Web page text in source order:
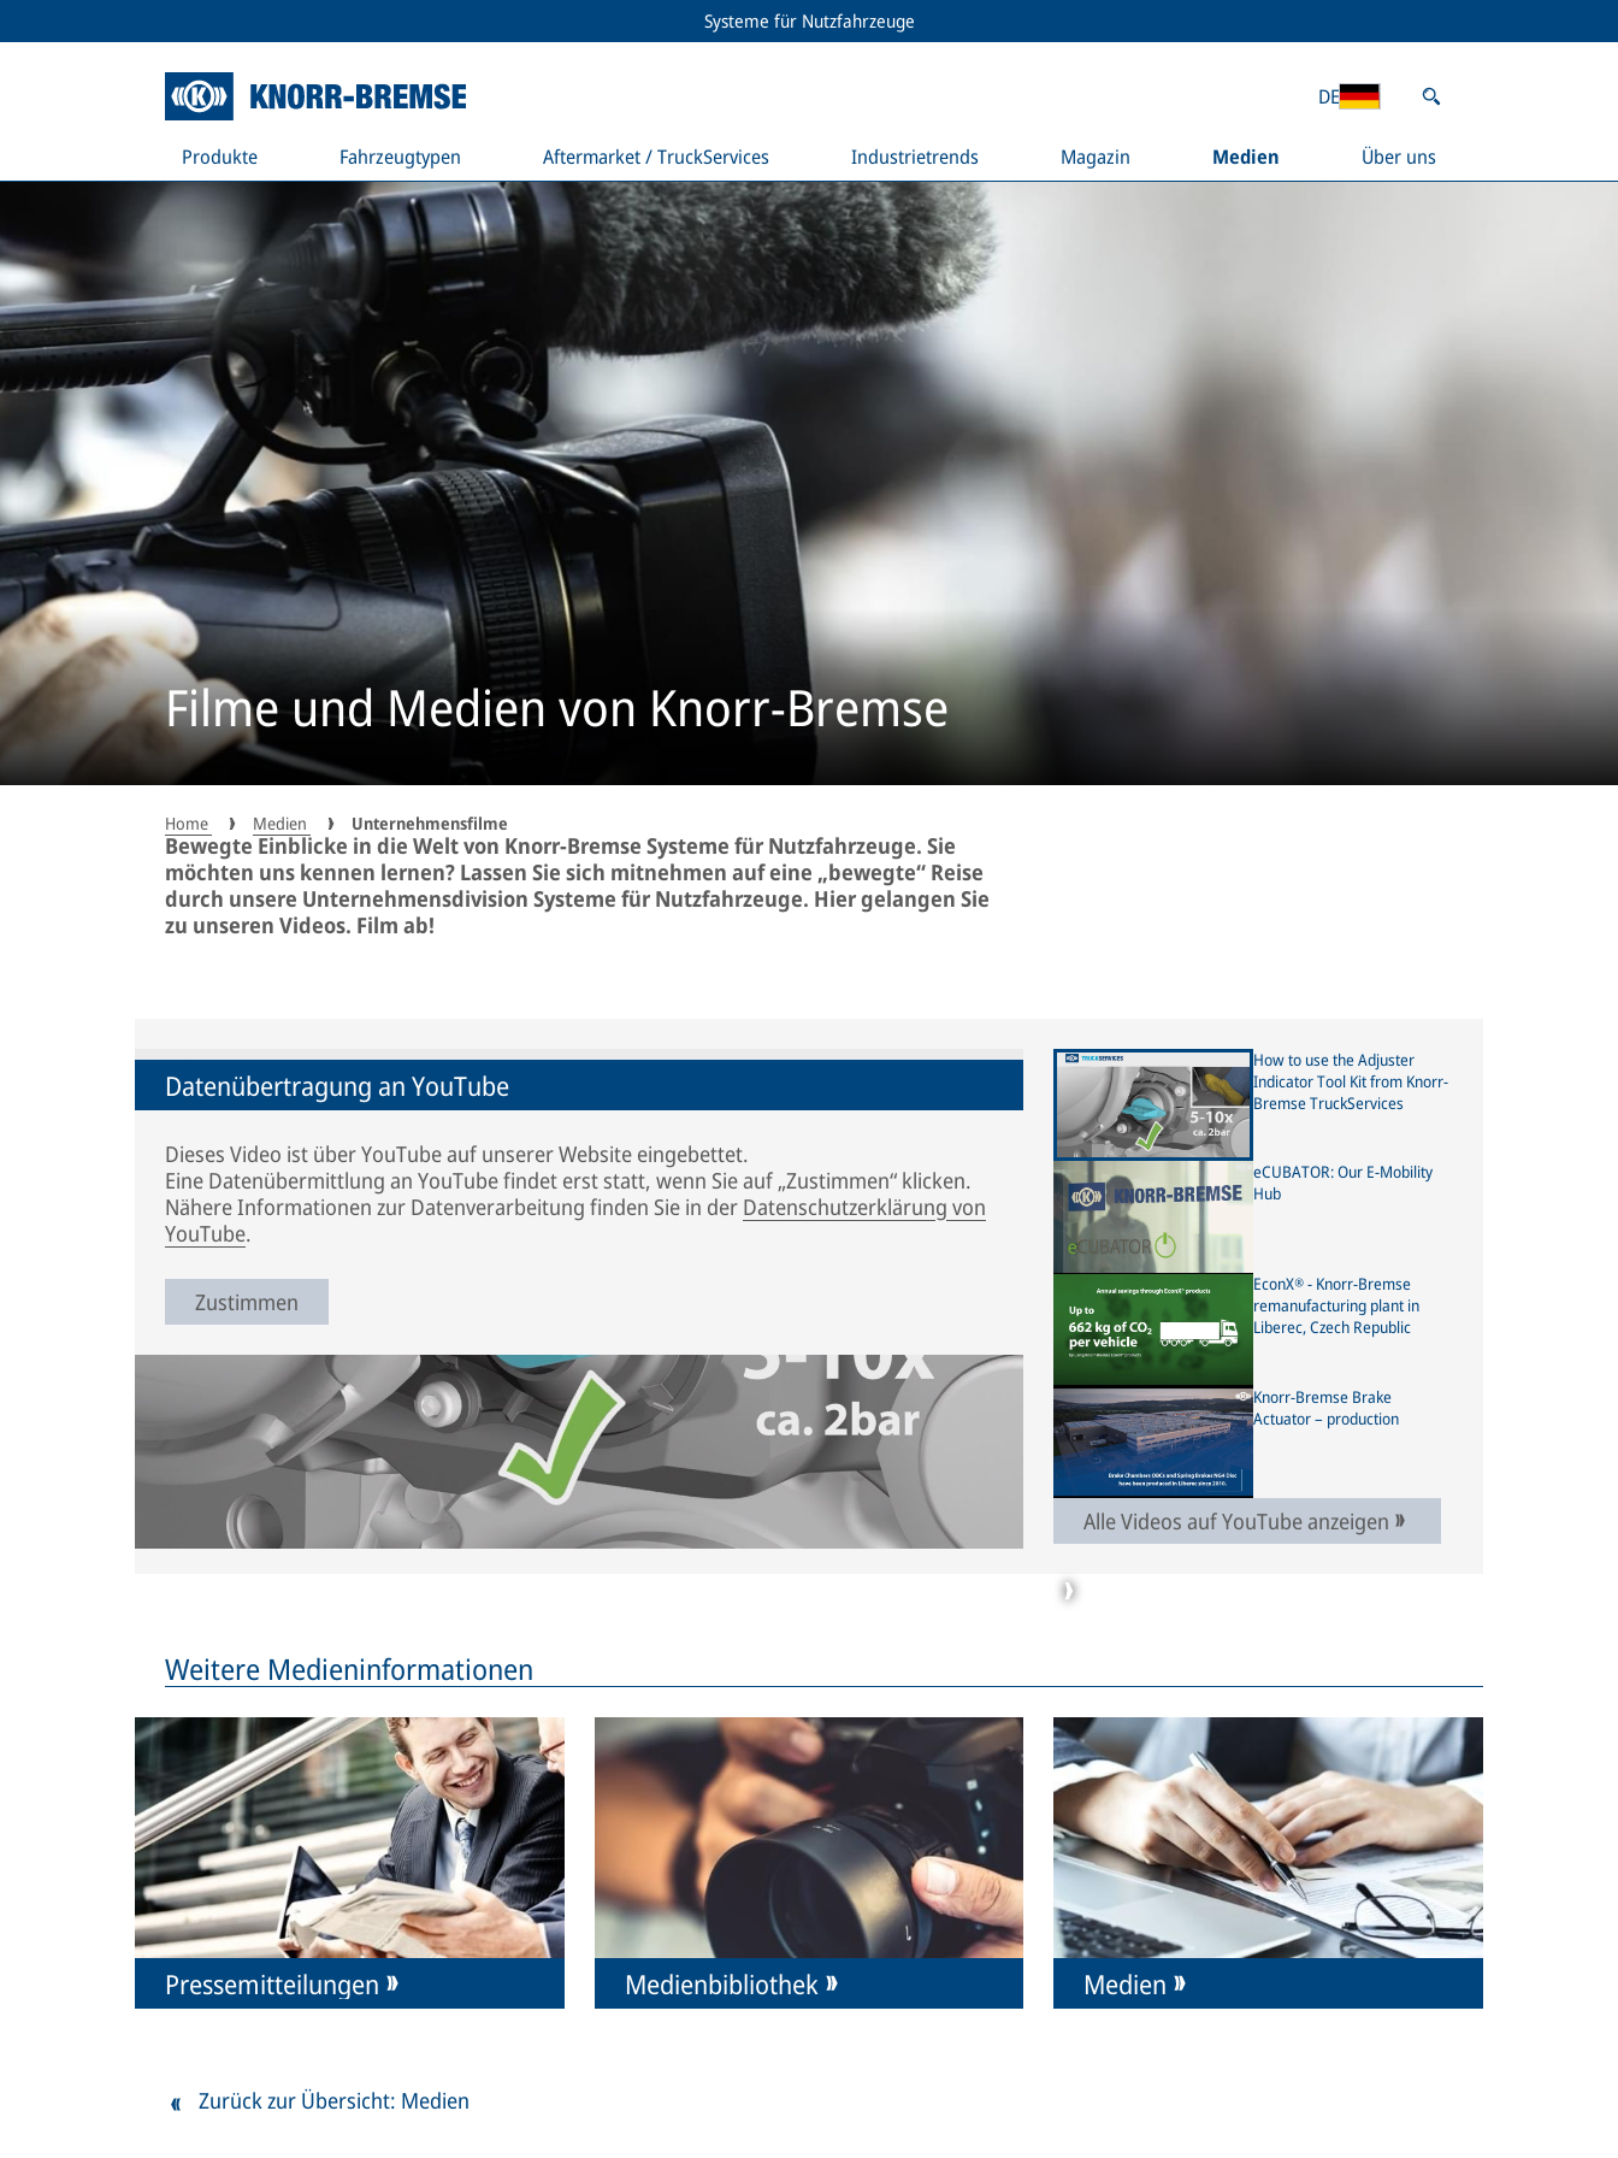
Systeme für Nutzfahrzeuge
Produkte Fahrzeugtypen Aftermarket / TruckServices Industrietrends Magazin Medien Über uns
DE
Filme und Medien von Knorr-Bremse
Home Medien Unternehmensfilme
Bewegte Einblicke in die Welt von Knorr-Bremse Systeme für Nutzfahrzeuge. Sie
möchten uns kennen lernen? Lassen Sie sich mitnehmen auf eine „bewegte“ Reise
durch unsere Unternehmensdivision Systeme für Nutzfahrzeuge. Hier gelangen Sie
zu unseren Videos. Film ab!
Datenübertragung an YouTube
Dieses Video ist über YouTube auf unserer Website eingebettet.
Eine Datenübermittlung an YouTube findet erst statt, wenn Sie auf „Zustimmen“ klicken.
Nähere Informationen zur Datenverarbeitung finden Sie in der Datenschutzerklärung von
YouTube.
Zustimmen
How to use the Adjuster Indicator Tool Kit from Knorr-Bremse
TruckServices
This animation illustrates the use of the indicator tool and which movement indicates a
correct or incorrect functioning of the adjuster or caliper. The description refers only to
Knorr-Bremse disc brakes. It may differ for disc brakes of other brands. Please observe
How to use the Adjuster
Indicator Tool Kit from Knorr-
Bremse TruckServices
eCUBATOR: Our E-Mobility
Hub
EconX® - Knorr-Bremse
remanufacturing plant in
Liberec, Czech Republic
Knorr-Bremse Brake
Actuator – production
Alle Videos auf YouTube anzeigen
Weitere Medieninformationen
Pressemitteilungen Medienbibliothek Medien
Zurück zur Übersicht: Medien